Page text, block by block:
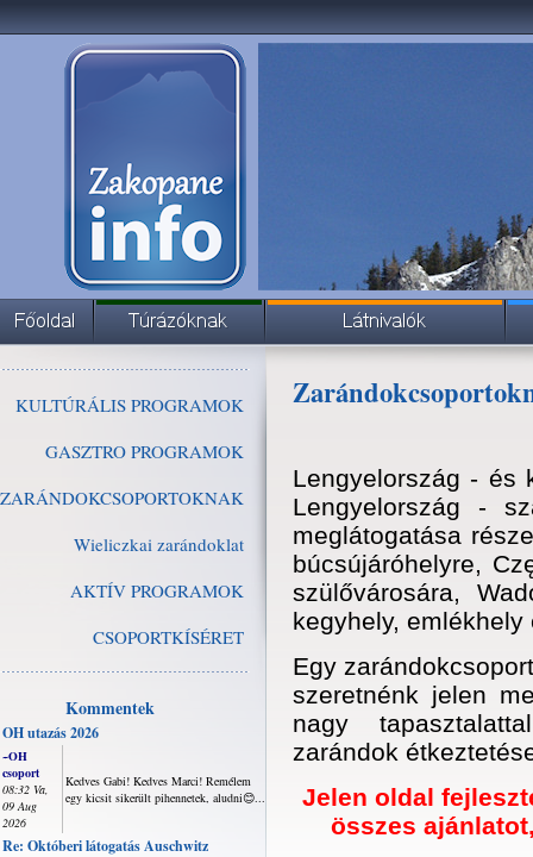
KULTÚRÁLIS PROGRAMOK
GASZTRO PROGRAMOK
ZARÁNDOKCSOPORTOKNAK
Wieliczkai zarándoklat
AKTÍV PROGRAMOK
CSOPORTKÍSÉRET
Kommentek
OH utazás 2026
~OH
csoport
08:32 Va,
09 Aug
2026
Kedves Gabi! Kedves Marci! Remélem
egy kicsit sikerült pihennetek, aludni😊...
Re: Októberi látogatás Auschwitz
Lengyelország - és
Lengyelország -
meglátogatása
búcsújáróhelyre,
szülővárosára,
kegyhely,
Egy
szeretnénk jelen
nagy
zarándok
Jelen oldal
összes